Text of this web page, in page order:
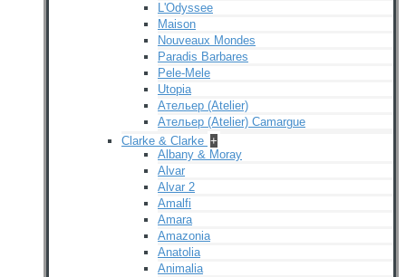
L'Odyssee
Maison
Nouveaux Mondes
Paradis Barbares
Pele-Mele
Utopia
Ательер (Atelier)
Ательер (Atelier) Camargue
Clarke & Clarke +
Albany & Moray
Alvar
Alvar 2
Amalfi
Amara
Amazonia
Anatolia
Animalia